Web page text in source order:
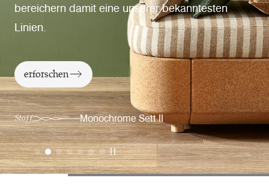
bereichern damit eine unserer bekanntesten
Linien.
erforschen
Stoff Monochrome Sett II